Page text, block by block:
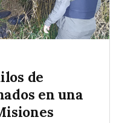
de
en una